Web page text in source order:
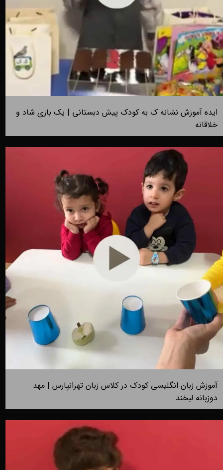
ایده آموزش نشانه ک به کودک پیش دبستانی | یک بازی شاد و
خلاقانه
آموزش زبان انگلیسی کودک در کلاس زبان تهرانپارس | مهد
دوزبانه لبخند